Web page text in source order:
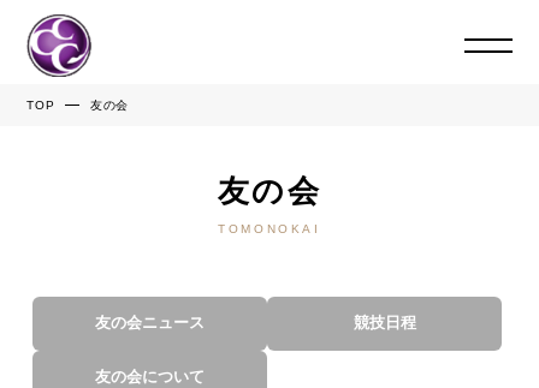
TOP 友の会
友の会
TOMONOKAI
友の会ニュース 競技日程
友の会について